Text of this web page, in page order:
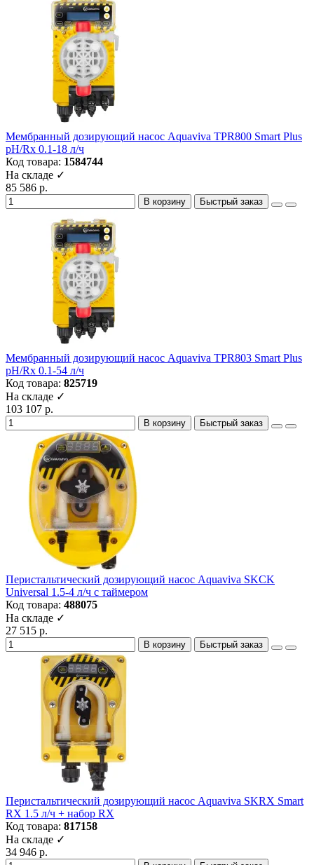
Мембранный дозирующий насос Aquaviva TPR800 Smart Plus
pH/Rх 0.1-18 л/ч
Код товара: 1584744
На складе ✓
85 586 р.
В корзину Быстрый заказ
Мембранный дозирующий насос Aquaviva TPR803 Smart Plus
pH/Rх 0.1-54 л/ч
Код товара: 825719
На складе ✓
103 107 р.
В корзину Быстрый заказ
Перистальтический дозирующий насос Aquaviva SKCK
Universal 1.5-4 л/ч с таймером
Код товара: 488075
На складе ✓
27 515 р.
В корзину Быстрый заказ
Перистальтический дозирующий насос Aquaviva SKRX Smart
RX 1.5 л/ч + набор RX
Код товара: 817158
На складе ✓
34 946 р.